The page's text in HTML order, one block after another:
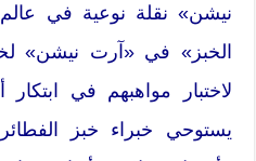
نيشن» نقلة نوعية في
الخبز» في «آرت نيشن»
لاختبار مواهبهم في
يستوحي خبراء خبز